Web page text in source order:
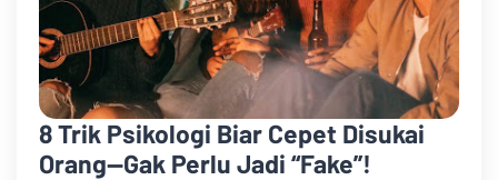
8 Trik Psikologi Biar Cepet Disukai
Orang—Gak Perlu Jadi “Fake”!